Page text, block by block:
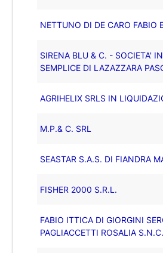
NETTUNO DI DE CARO FABIO
SIRENA BLU & C. - SOCIETA'
SEMPLICE DI LAZAZZARA
AGRIHELIX SRLS IN
M.P.& C. SRL
SEASTAR S.A.S. DI FIANDRA
FISHER 2000 S.R.L.
FABIO ITTICA DI GIORGINI
PAGLIACCETTI ROSALIA S.N.C.